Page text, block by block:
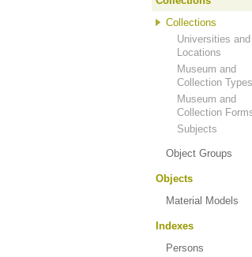
Collections
Universities and
Locations
Museum and
Collection Types
Museum and
Collection
Subjects
Object Groups
Objects
Material Models
Indexes
Persons